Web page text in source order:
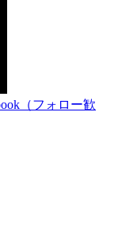
（フォロー歓